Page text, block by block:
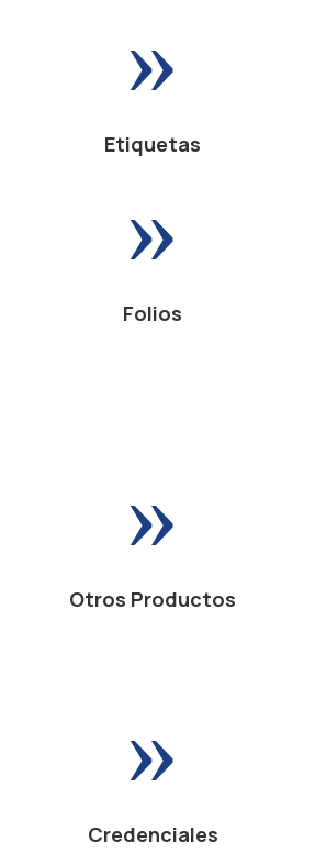
»
Etiquetas
»
Folios
»
Otros Productos
»
Credenciales